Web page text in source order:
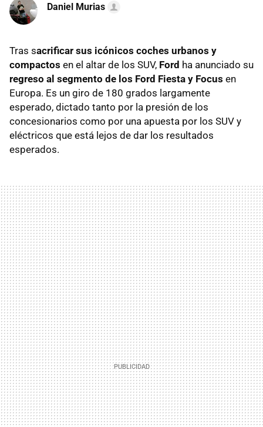
Daniel Murias
Tras sacrificar sus icónicos coches urbanos y
compactos en el altar de los SUV, Ford ha anunciado su
regreso al segmento de los Ford Fiesta y Focus en
Europa. Es un giro de 180 grados largamente
esperado, dictado tanto por la presión de los
concesionarios como por una apuesta por los SUV y
eléctricos que está lejos de dar los resultados
esperados.